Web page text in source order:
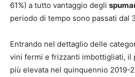
61%) a tutto vantaggio degli
periodo di tempo sono passati dal
Entrando nel dettaglio delle
vini fermi e frizzanti imbottigliati, il
più elevata nel quinquennio 2019-